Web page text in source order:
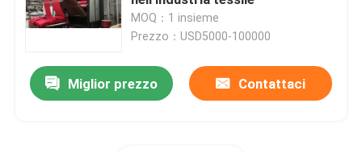
Macchina della struttura dello stenditoio
apparecchio di tintura del tessuto
MOQ：1 insieme
Prezzo：USD5000-100000
Miglior prezzo Contattaci